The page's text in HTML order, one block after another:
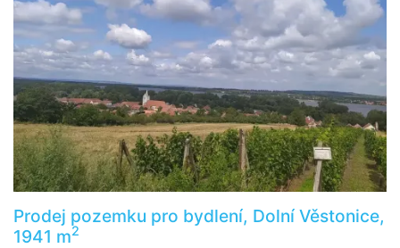
Prodej pozemku pro bydlení, Dolní Věstonice,
1941 m2